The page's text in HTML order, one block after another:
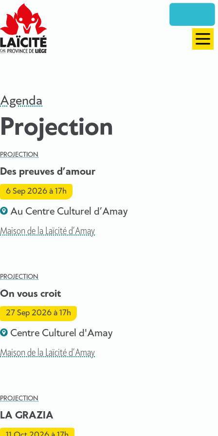
directement
vers
le
contenu
Agenda
Projection
PROJECTION
Des preuves d’amour
6 Sep 2026 à 17h
Au Centre Culturel d’Amay
Maison de la Laïcité d’Amay
PROJECTION
On vous croit
27 Sep 2026 à 17h
Centre Culturel d'Amay
Maison de la Laïcité d’Amay
PROJECTION
LA GRAZIA